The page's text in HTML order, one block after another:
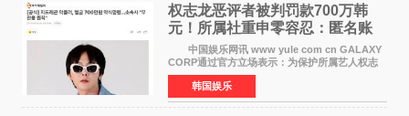
权志龙恶评者被判罚款700万韩
元！所属社重申零容忍：匿名账
号也难逃刑责
中国娱乐网讯 www yule com cn GALAXY
CORP通过官方立场表示：为保护所属艺人权志
龙的名誉和权益，将持续对网络上发生的名誉损
害、散布虚假事实、侮辱、恶意诽谤等行为采取
法律应对措施。
韩国娱乐